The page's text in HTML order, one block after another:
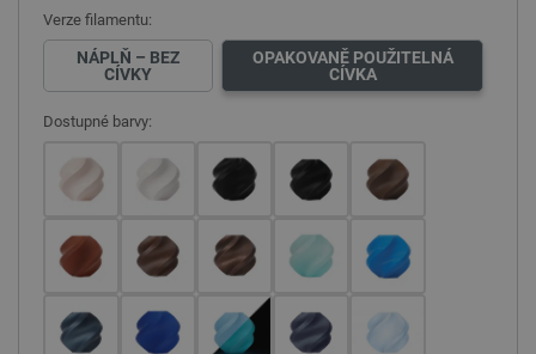
Verze filamentu:
NÁPLŇ – BEZ
CÍVKY
OPAKOVANĚ POUŽITELNÁ
CÍVKA
Dostupné barvy: